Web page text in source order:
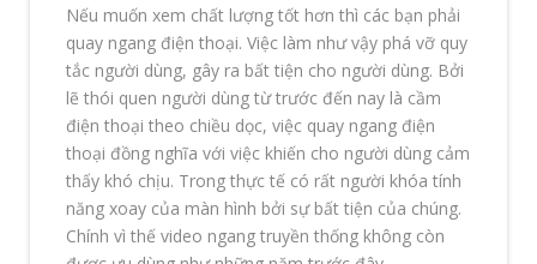
Nếu muốn xem chất lượng tốt hơn thì các bạn phải
quay ngang điện thoại. Việc làm như vậy phá vỡ quy
tắc người dùng, gây ra bất tiện cho người dùng. Bởi
lẽ thói quen người dùng từ trước đến nay là cầm
điện thoại theo chiều dọc, việc quay ngang điện
thoại đồng nghĩa với việc khiến cho người dùng cảm
thấy khó chịu. Trong thực tế có rất người khóa tính
năng xoay của màn hình bởi sự bất tiện của chúng.
Chính vì thế video ngang truyền thống không còn